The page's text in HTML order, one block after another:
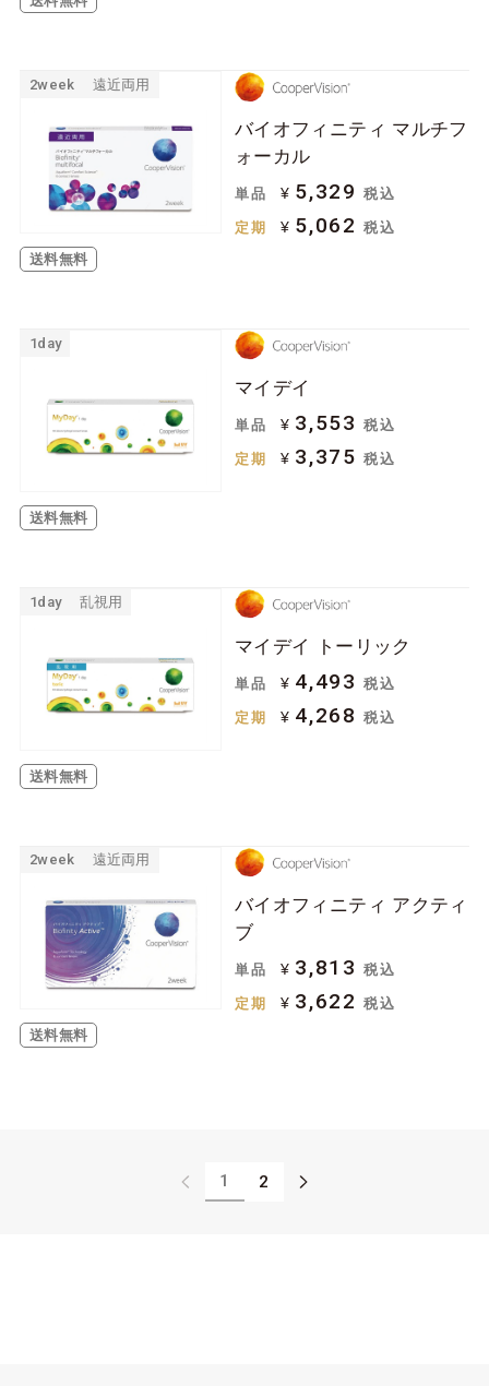
2week 遠近両用
送料無料
バイオフィニティ マルチフ
ォーカル
単品 ¥ 5,329 税込
定期 ¥ 5,062 税込
1day
送料無料
マイデイ
単品 ¥ 3,553 税込
定期 ¥ 3,375 税込
1day 乱視用
送料無料
マイデイ トーリック
単品 ¥ 4,493 税込
定期 ¥ 4,268 税込
2week 遠近両用
送料無料
バイオフィニティ アクティ
ブ
単品 ¥ 3,813 税込
定期 ¥ 3,622 税込
1 2